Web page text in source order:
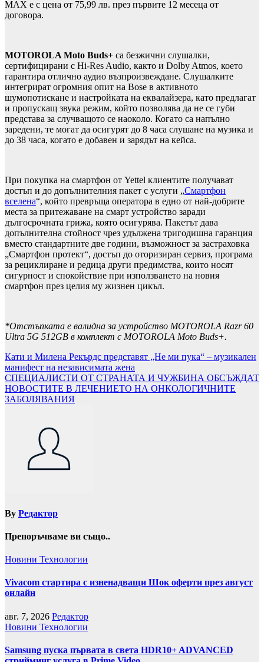
MAX е с цена от 75,99 лв. през първите 12 месеца от
договора.
MOTOROLA Moto Buds+ са безжични слушалки,
сертифицирани с Hi-Res Audio, както и Dolby Atmos, което
гарантира отлично аудио възпроизвеждане. Слушалките
интегрират огромния опит на Bose в активното
шумопотискане и настройката на еквалайзера, като предлагат
и пропускащ звука режим, който позволява да не се губи
представа за случващото се наоколо. Когато са напълно
заредени, те могат да осигурят до 8 часа слушане на музика и
до 38 часа, когато е добавен и зарядът на кейса.
При покупка на смартфон от Yettel клиентите получават
достъп и до допълнителния пакет с услуги „Смартфон
вселена“, който превръща оператора в едно от най-добрите
места за притежаване на смарт устройство заради
дългосрочната грижа, която осигурява. Пакетът дава
допълнителна стойност чрез удължена тригодишна гаранция
вместо стандартните две години, възможност за застраховка
„Смартфон протект“, достъп до оторизиран сервиз, програма
за рециклиране и редица други предимства, които носят
сигурност и спокойствие при използването на новия
смартфон през целия му жизнен цикъл.
*Отстъпката е валидна за устройство MOTOROLA Razr 60
Ultra 5G 512GB в комплект с MOTOROLA Moto Buds+.
Навигация
Кати и Милена Рекърдс представят „Не ми пука“ – музикален
манифест на независимата жена
СПЕЦИАЛИСТИ ОТ СТРАНАТА И ЧУЖБИНА ОБСЪЖДАТ
НОВОСТИТЕ В ЛЕЧЕНИЕТО НА ОНКОЛОГИЧНИТЕ
ЗАБОЛЯВАНИЯ
By Редактор
Препоръчваме ви също..
Новини Технологии
Vivacom стартира с изненадващи Шок оферти през август
онлайн
авг. 7, 2026 Редактор
Новини Технологии
Samsung пуска първата в света HDR10+ ADVANCED